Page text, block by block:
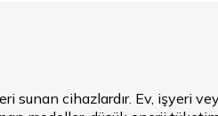
sunan cihazlardır. Ev, işyeri